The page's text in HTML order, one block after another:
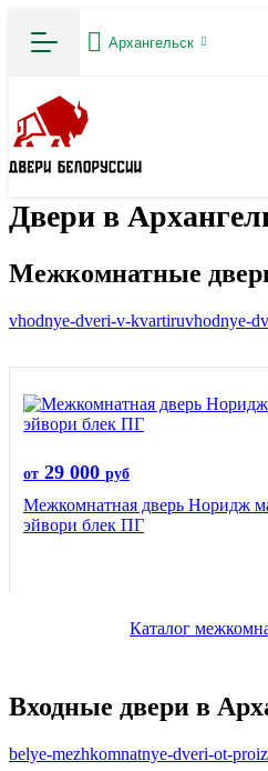
Архангельск
Двери в
Межкомнатные
vhodnye-dveri-v-kvartiruvhodnye-
от 29 000 руб
Межкомнатная дверь Норидж
эйвори блек ПГ
Каталог
Входные двери в
belye-mezhkomnatnye-dveri-ot-